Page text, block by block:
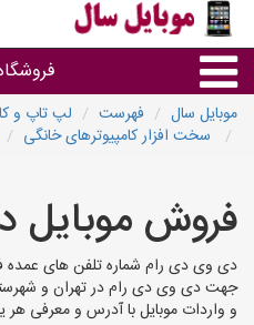
سایر
فروشگاه
موبایل سال فهرست
لپ تاپ و
سخت افزار کامپیوترهای خانگی
فروش موبایل
دی وی دی رام شماره تلفن های عمده
جهت دی وی دی رام در تهران و
و واردات موبایل با آدرس و معرفی